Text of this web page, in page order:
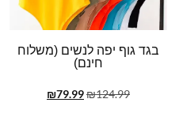
בגד גוף יפה לנשים (משלוח
חינם)
₪124.99
₪79.99